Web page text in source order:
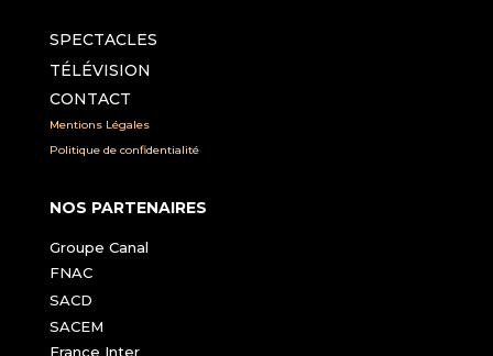
SPECTACLES
TÉLÉVISION
CONTACT
Mentions Légales
Politique de confidentialité
NOS PARTENAIRES
Groupe Canal
FNAC
SACD
SACEM
France Inter